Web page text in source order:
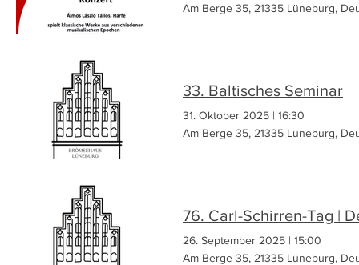
Am Berge 35, 21335 Lüneburg,
33. Baltisches Seminar
31. Oktober 2025 | 16:30
Am Berge 35, 21335 Lüneburg,
76. Carl-Schirren-Tag |
26. September 2025 | 15:00
Am Berge 35, 21335 Lüneburg,